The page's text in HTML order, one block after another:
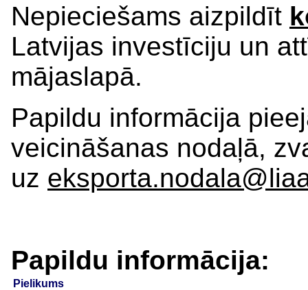
Nepieciešams aizpildīt
Latvijas investīciju un
mājaslapā.
Papildu informācija
veicināšanas nodaļā,
uz
Papildu informācija:
Pielikums